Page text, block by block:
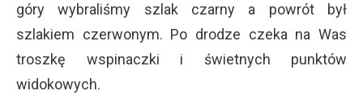
góry wybraliśmy szlak czarny a powrót był
szlakiem czerwonym. Po drodze czeka na Was
troszkę wspinaczki i świetnych punktów
widokowych.